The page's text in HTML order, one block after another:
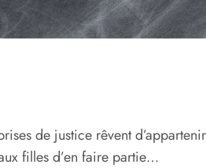
de justice rêvent
filles d’en faire partie…